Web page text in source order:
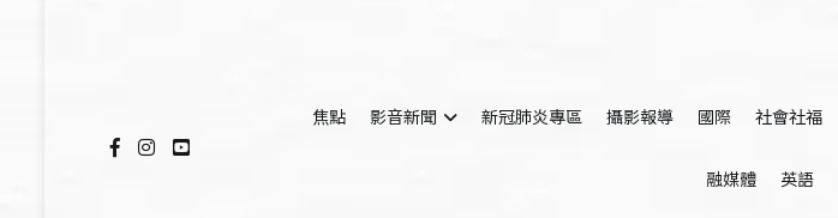
焦點
影音新聞 新冠肺炎專區 攝影報導 國際 社會社福
融媒體 英語